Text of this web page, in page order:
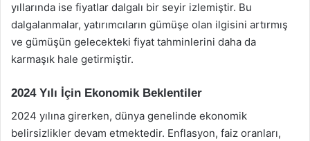
yıllarında ise fiyatlar dalgalı bir seyir izlemiştir. Bu
dalgalanmalar, yatırımcıların gümüşe olan ilgisini artırmış
ve gümüşün gelecekteki fiyat tahminlerini daha da
karmaşık hale getirmiştir.
2024 Yılı İçin Ekonomik Beklentiler
2024 yılına girerken, dünya genelinde ekonomik
belirsizlikler devam etmektedir. Enflasyon, faiz oranları,